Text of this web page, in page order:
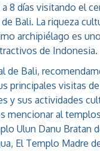
8 días visitando el
Bali. La riqueza
archipiélago es
de Indonesia.
de Bali,
principales visitas
y sus actividades
mencionar al
Ulun Danu Bratan
El Templo Madre